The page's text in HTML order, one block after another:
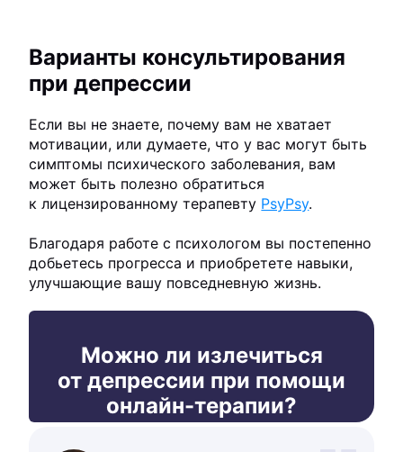
Варианты консультирования
при депрессии
Если вы не знаете, почему вам не хватает
мотивации, или думаете, что у вас могут быть
симптомы психического заболевания, вам
может быть полезно обратиться
к лицензированному терапевту PsyPsy.
Благодаря работе с психологом вы постепенно
добьетесь прогресса и приобретете навыки,
улучшающие вашу повседневную жизнь.
Можно ли излечиться
от депрессии при помощи
онлайн-терапии?